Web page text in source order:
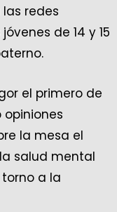
redes
de 14 y 15
el primero de
opiniones
la mesa el
salud mental
a la